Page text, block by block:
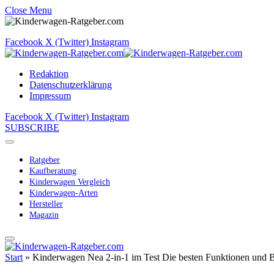
Close Menu
Facebook X (Twitter) Instagram
Redaktion
Datenschutzerklärung
Impressum
Facebook X (Twitter) Instagram
SUBSCRIBE
Ratgeber
Kaufberatung
Kinderwagen Vergleich
Kinderwagen-Arten
Hersteller
Magazin
Start » Kinderwagen Nea 2-in-1 im Test Die besten Funktionen und